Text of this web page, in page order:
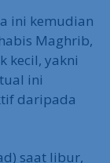
ini kemudian
Maghrib,
kecil, yakni
ini
daripada
saat libur,